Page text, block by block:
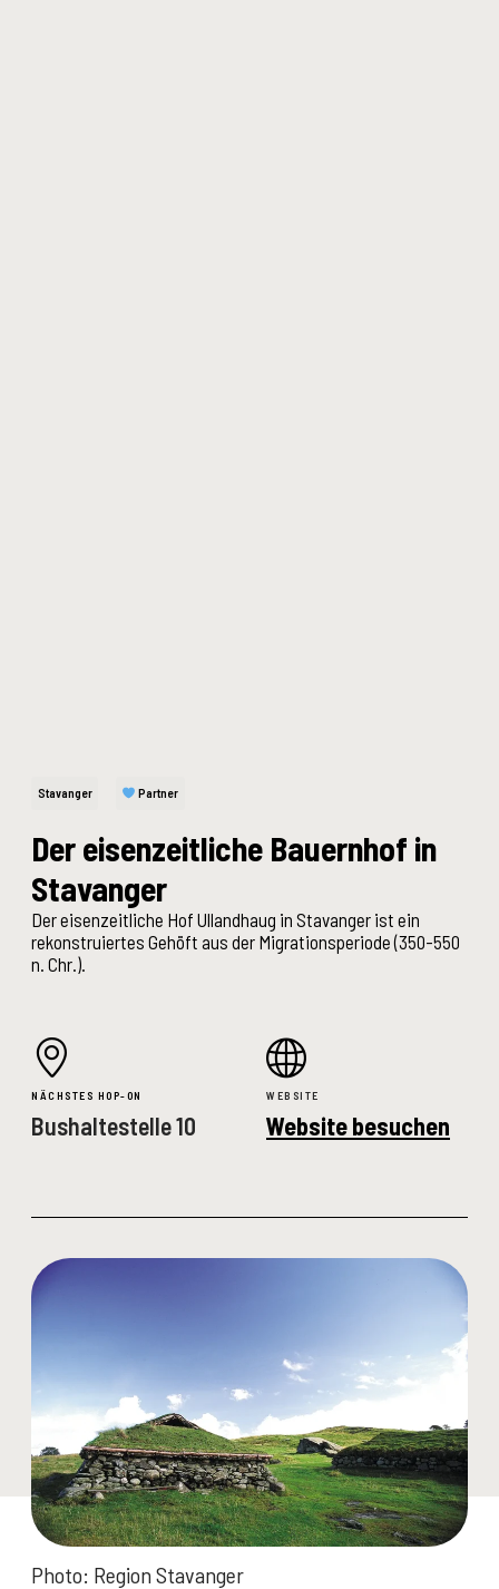
Stavanger Partner
Der eisenzeitliche Bauernhof in
Stavanger
Der eisenzeitliche Hof Ullandhaug in Stavanger ist ein
rekonstruiertes Gehöft aus der Migrationsperiode (350-550
n. Chr.).
NÄCHSTES HOP-ON
Bushaltestelle 10
WEBSITE
Website besuchen
Photo: Region Stavanger